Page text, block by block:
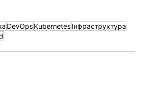
DevOpsKubernetesІнфраструктура